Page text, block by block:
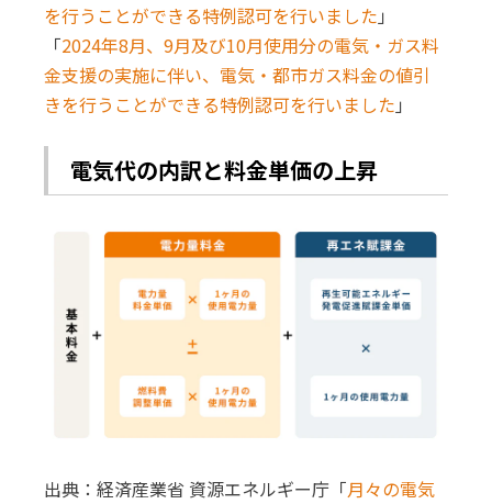
を行うことができる特例認可を行いました 」
「2024年8月、9月及び10月使用分の電気・ガス料
金支援の実施に伴い、電気・都市ガス料金の値引
きを行うことができる特例認可を行いました 」
電気代の内訳と料金単価の上昇
出典：経済産業省 資源エネルギー庁「月々の電気